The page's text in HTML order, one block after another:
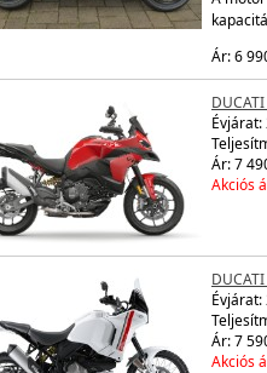
Ár: 6
Évjárat:
Ár: 7
Akciós
DUCATI
Évjárat:
Ár: 7
Akciós